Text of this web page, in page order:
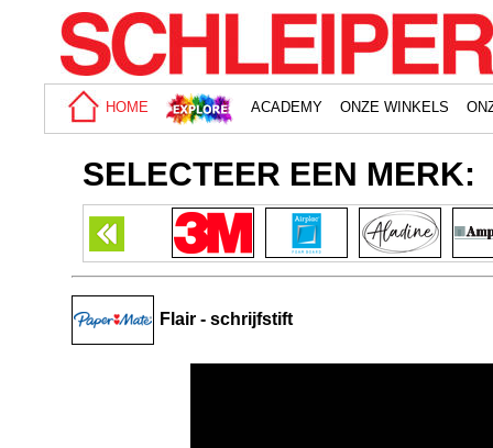
HOME ACADEMY ONZE WINKELS
SELECTEER EEN MERK:
Flair - schrijfstift